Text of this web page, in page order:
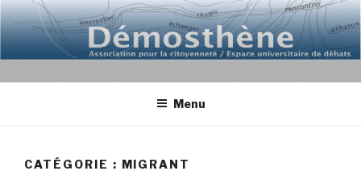
Aller
au
Menu
CATÉGORIE : MIGRANT